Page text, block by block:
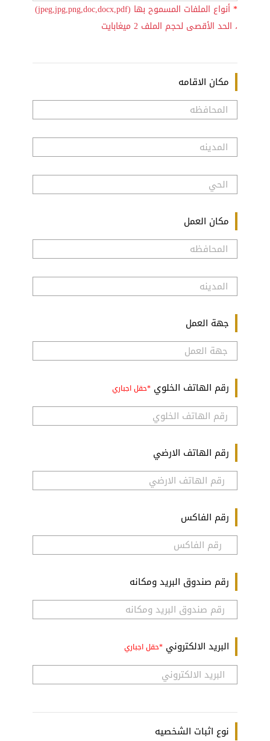
*
أنواع الملفات المسموح بها (jpeg,jpg,png,doc,docx,pdf)
، الحد الأقصى لحجم الملف 2 ميغابايت
مكان الاقامه
مكان العمل
جهة العمل
رقم الهاتف الخلوي
رقم الهاتف الارضي
رقم الفاكس
رقم صندوق البريد ومكانه
البريد الالكتروني
نوع اثبات الشخصيه